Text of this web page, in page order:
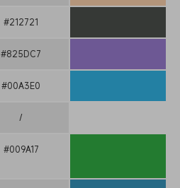
#212721
#825DC7
#00A3E0
/
#009A17